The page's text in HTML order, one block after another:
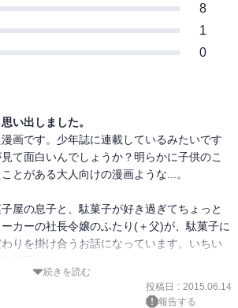
8
1
0
い出しました。
画です。少年誌に連載しているみたいです
て面白いんでしょうか？明らかに子供のこ
とがある大人向けの漫画ような...。
屋の息子と、駄菓子が好き過ぎてちょっと
カーの社長令嬢のふたり(＋父)が、駄菓子に
りを掛け合うお話になっています。いちい
ば、私にとっては何といってもくじ引きで
続きを読む
投稿日 : 2015.06.14
報告する